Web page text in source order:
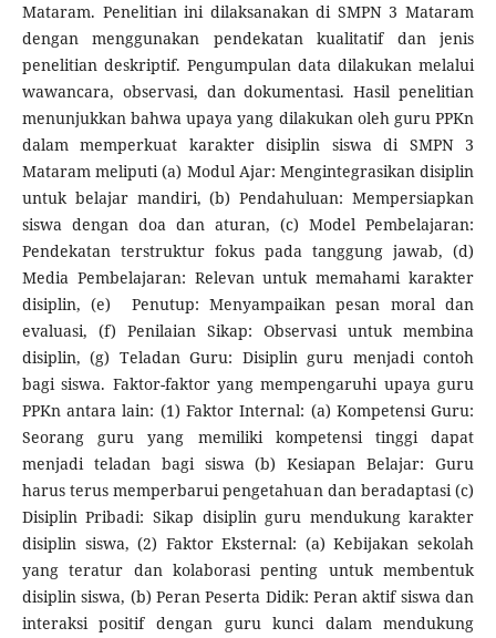
Mataram. Penelitian ini dilaksanakan di SMPN 3 Mataram
dengan menggunakan pendekatan kualitatif dan jenis
penelitian deskriptif. Pengumpulan data dilakukan melalui
wawancara, observasi, dan dokumentasi. Hasil penelitian
menunjukkan bahwa upaya yang dilakukan oleh guru PPKn
dalam memperkuat karakter disiplin siswa di SMPN 3
Mataram meliputi (a) Modul Ajar: Mengintegrasikan disiplin
untuk belajar mandiri, (b) Pendahuluan: Mempersiapkan
siswa dengan doa dan aturan, (c) Model Pembelajaran:
Pendekatan terstruktur fokus pada tanggung jawab, (d)
Media Pembelajaran: Relevan untuk memahami karakter
disiplin, (e) Penutup: Menyampaikan pesan moral dan
evaluasi, (f) Penilaian Sikap: Observasi untuk membina
disiplin, (g) Teladan Guru: Disiplin guru menjadi contoh
bagi siswa. Faktor-faktor yang mempengaruhi upaya guru
PPKn antara lain: (1) Faktor Internal: (a) Kompetensi Guru:
Seorang guru yang memiliki kompetensi tinggi dapat
menjadi teladan bagi siswa (b) Kesiapan Belajar: Guru
harus terus memperbarui pengetahuan dan beradaptasi (c)
Disiplin Pribadi: Sikap disiplin guru mendukung karakter
disiplin siswa, (2) Faktor Eksternal: (a) Kebijakan sekolah
yang teratur dan kolaborasi penting untuk membentuk
disiplin siswa, (b) Peran Peserta Didik: Peran aktif siswa dan
interaksi positif dengan guru kunci dalam mendukung